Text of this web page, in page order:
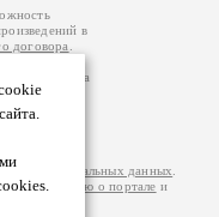
в
договора
авторам
возможна
за
на
персональных данных
информацию о портале и